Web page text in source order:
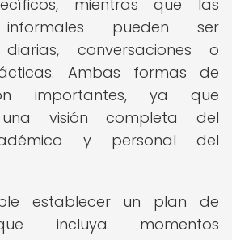
mientras que las
informales pueden ser
diarias, conversaciones o
Ambas formas de
importantes, ya que
una visión completa del
y personal del
establecer un plan de
incluya momentos